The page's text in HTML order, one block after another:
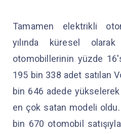
Tamamen elektrikli
yılında küresel
otomobillerinin yüzde
195 bin 338 adet satılan
bin 646 adede yükselerek
en çok satan modeli
bin 670 otomobil